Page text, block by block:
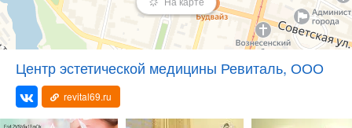
На карте
Центр эстетической медицины Ревиталь, ООО
revital69.ru